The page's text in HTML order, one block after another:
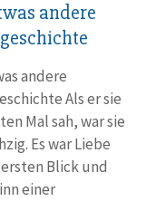
andere
andere
Als er sie
Mal sah, war sie
Es war Liebe
Blick und
einer